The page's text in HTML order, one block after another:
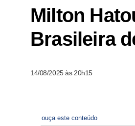
Milton
Brasileira
14/08/2025 às 20h15
ouça este conteúdo